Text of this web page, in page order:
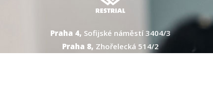
Praha 4, Sofijské náměstí 3404/3
Praha 8, Zhořelecká 514/2